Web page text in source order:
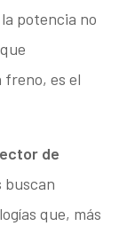
potencia no
freno, es el
de
buscan
que, más